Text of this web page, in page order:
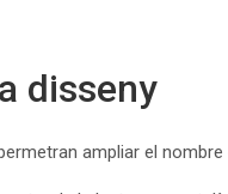
disseny
ampliar el nombre